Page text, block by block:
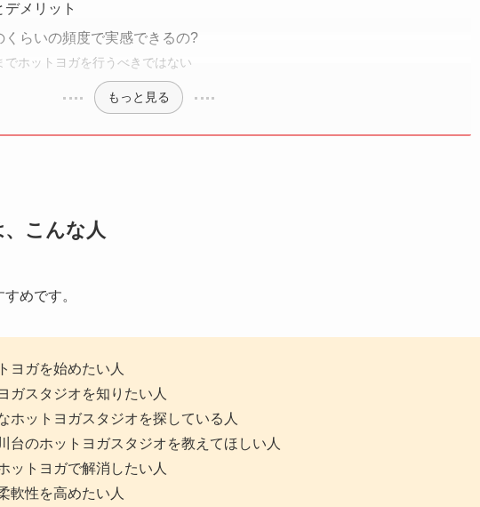
メリット
らいの頻度で実感できるの?
でホットヨガを行うべきではない
もっと見る
こんな人
めです。
ヨガを始めたい人
ガスタジオを知りたい人
ホットヨガスタジオを探している人
台のホットヨガスタジオを教えてほしい人
ットヨガで解消したい人
軟性を高めたい人